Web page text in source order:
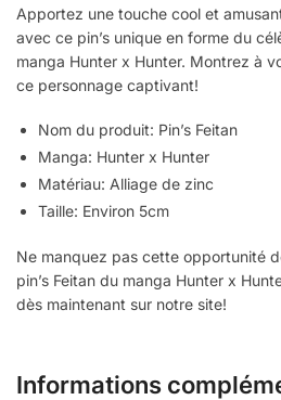
Apportez une touche cool et
avec ce pin’s unique en forme du
manga Hunter x Hunter. Montrez à
ce personnage captivant!
Nom du produit: Pin’s Feitan
Manga: Hunter x Hunter
Matériau: Alliage de zinc
Taille: Environ 5cm
Ne manquez pas cette opportunité
pin’s Feitan du manga Hunter x
dès maintenant sur notre site!
Informations